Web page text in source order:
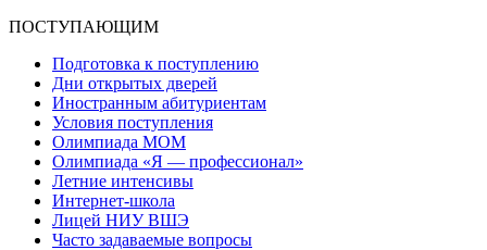
ПОСТУПАЮЩИМ
Подготовка к поступлению
Дни открытых дверей
Иностранным абитуриентам
Условия поступления
Олимпиада МОМ
Олимпиада «Я — профессионал»
Летние интенсивы
Интернет-школа
Лицей НИУ ВШЭ
Часто задаваемые вопросы